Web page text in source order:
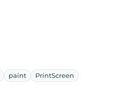
paint PrintScreen